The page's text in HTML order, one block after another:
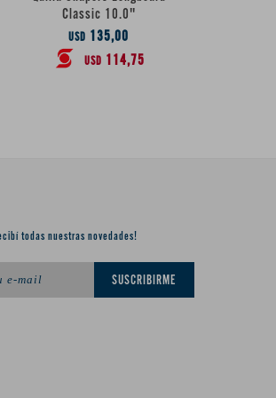
Classic 10.0"
USD 135,00
USD 114,75
todas nuestras novedades!
SUSCRIBIRME